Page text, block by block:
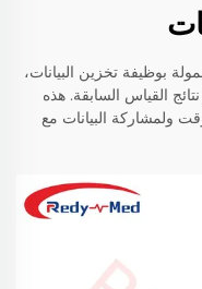
بوظيفة تخزين البيانات،
القياس السابقة. هذه
ولمشاركة البيانات مع